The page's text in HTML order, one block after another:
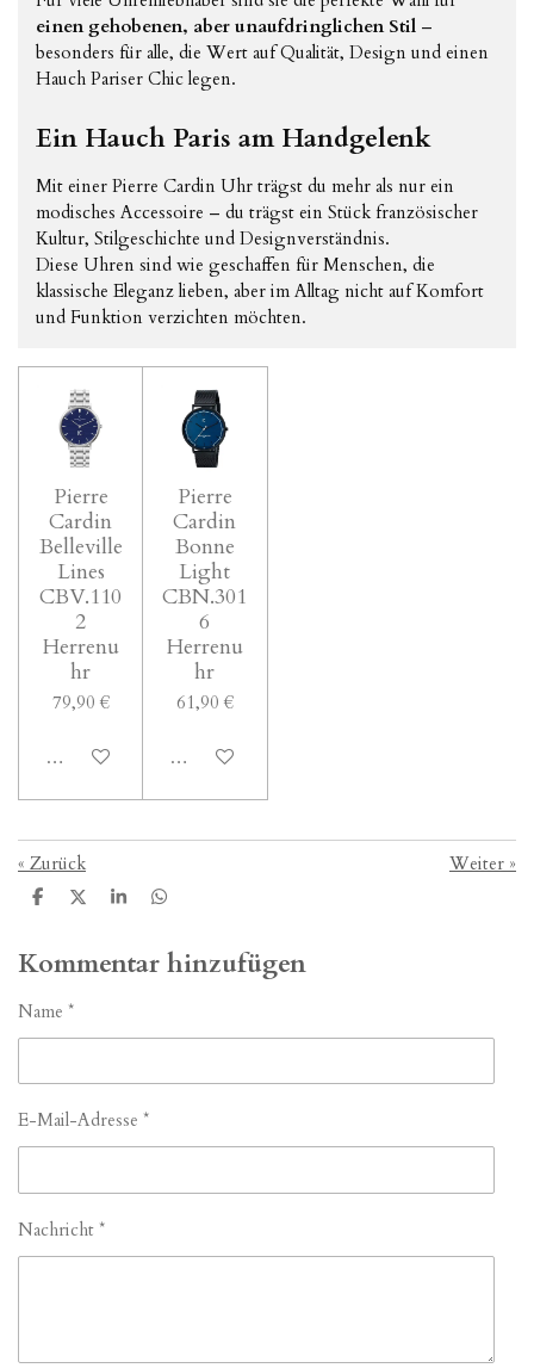
einen gehobenen, aber unaufdringlichen Stil –
besonders für alle, die Wert auf Qualität, Design und einen
Hauch Pariser Chic legen.
Ein Hauch Paris am Handgelenk
Mit einer Pierre Cardin Uhr trägst du mehr als nur ein
modisches Accessoire – du trägst ein Stück französischer
Kultur, Stilgeschichte und Designverständnis.
Diese Uhren sind wie geschaffen für Menschen, die
klassische Eleganz lieben, aber im Alltag nicht auf Komfort
und Funktion verzichten möchten.
Pierre
Cardin
Belleville
Lines
CBV.110
2
Herrenu
hr
79,90 €
In den Warenkorb
Pierre
Cardin
Bonne
Light
CBN.301
6
Herrenu
hr
61,90 €
In den Warenkorb
« Zurück Weiter »
T
l
e
T
l
e
T
l
e
T
l
e
Kommentar hinzufügen
Name *
E-Mail-Adresse *
Nachricht *